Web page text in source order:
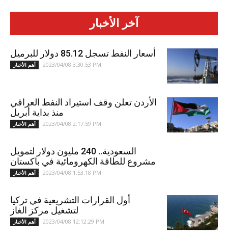
آخر الأخبار
أسعار النفط تسجل 85.12 دولار للبرميل
أهم الأخبار 2023/04/08 3:30:53 PM
الأردن تعلن وقف استيراد النفط العراقي
منذ بداية أبريل
أهم الأخبار 2023/04/08 2:17:59 PM
السعودية.. 240 مليون دولار لتمويل
مشروع للطاقة الكهرومائية في باكستان
أهم الأخبار 2023/04/08 1:53:18 PM
أول القرارات التشريعية في تركيا
لتشغيل مركز الغاز
أهم الأخبار 2023/04/08 12:12:29 PM